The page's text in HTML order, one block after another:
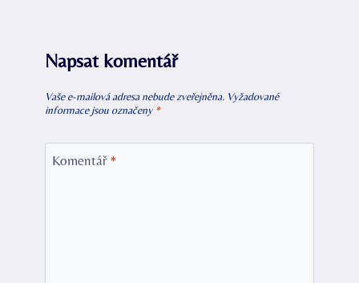
Napsat komentář
Vaše e-mailová adresa nebude zveřejněna. Vyžadované
informace jsou označeny *
Komentář *